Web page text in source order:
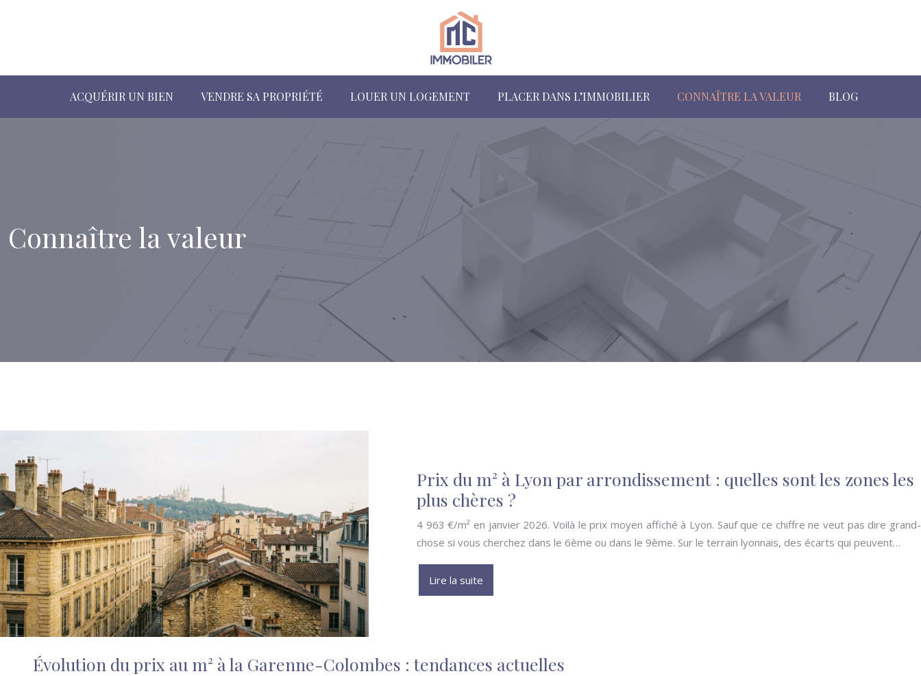
ACQUÉRIR UN BIEN VENDRE SA PROPRIÉTÉ LOUER UN LOGEMENT PLACER DANS L’IMMOBILIER CONNAÎTRE LA VALEUR BLOG
Connaître la valeur
Prix du m² à Lyon par arrondissement : quelles sont les zones les
plus chères ?
4 963 €/m² en janvier 2026. Voilà le prix moyen affiché à Lyon. Sauf que ce chiffre ne veut pas dire grand-
chose si vous cherchez dans le 6ème ou dans le 9ème. Sur le terrain lyonnais, des écarts qui peuvent…
Lire la suite
Évolution du prix au m² à la Garenne-Colombes : tendances actuelles